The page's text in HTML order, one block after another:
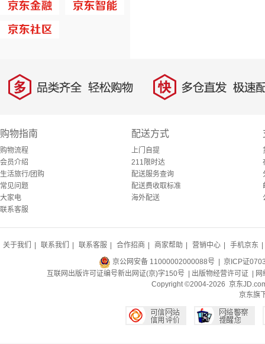
多 品类齐全，轻松购物 快 多仓直发，极速配
购物指南
购物流程
会员介绍
生活旅行/团购
常见问题
大家电
联系客服
配送方式
上门自提
211限时达
配送服务查询
配送费收取标准
海外配送
关于我们 联系我们 联系客服 合作招商 商家帮助 营销中心 手机京东
京公网安备 11000002000088号 | 京ICP证
互联网出版许可证编号新出网证(京)字150号 | 出版物经营许可证
Copyright ©2004-2026 京东
京东旗